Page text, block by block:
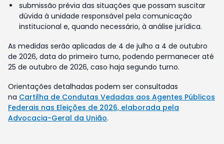
submissão prévia das situações que possam suscitar
dúvida à unidade responsável pela comunicação
institucional e, quando necessário, à análise jurídica.
As medidas serão aplicadas de 4 de julho a 4 de outubro
de 2026, data do primeiro turno, podendo permanecer até
25 de outubro de 2026, caso haja segundo turno.
Orientações detalhadas podem ser consultadas
na Cartilha de Condutas Vedadas aos Agentes Públicos
Federais nas Eleições de 2026, elaborada pela
Advocacia-Geral da União.